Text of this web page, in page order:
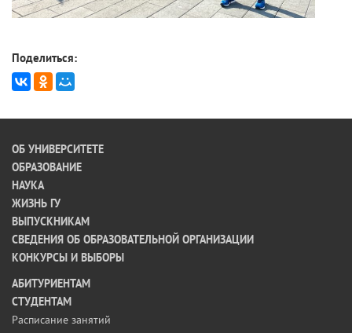
Поделиться:
ОБ УНИВЕРСИТЕТЕ
ОБРАЗОВАНИЕ
НАУКА
ЖИЗНЬ ГУ
ВЫПУСКНИКАМ
СВЕДЕНИЯ ОБ ОБРАЗОВАТЕЛЬНОЙ ОРГАНИЗАЦИИ
КОНКУРСЫ И ВЫБОРЫ
АБИТУРИЕНТАМ
СТУДЕНТАМ
Расписание занятий